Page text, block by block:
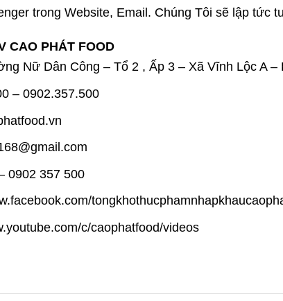
trong Website, Email. Chúng Tôi sẽ lập
CAO PHÁT FOOD
Nữ Dân Công – Tổ 2 , Ấp 3 – Xã Vĩnh Lộc A –
– 0902.357.500
0902 357 500
c/caophatfood/videos